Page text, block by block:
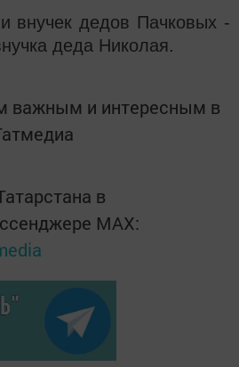
внучек дедов Пачковых -
деда Николая.
важным и интересным в
в
MАХ: